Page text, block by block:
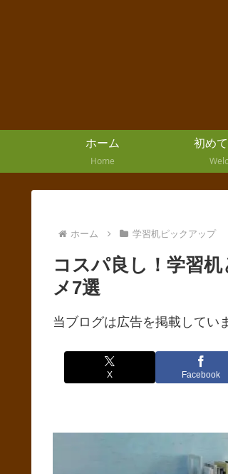
ホーム
Home
初め
ホーム 学習机ピックアップ
コスパ良し！学習
メ7選
当ブログは広告を掲載してい
X Facebook